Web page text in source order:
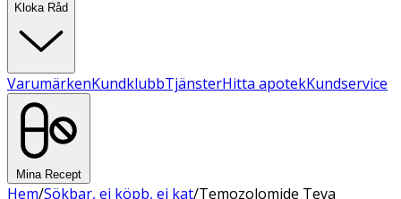
Kloka Råd
VarumärkenKundklubbTjänsterHitta apotekKundservice
Mina Recept
Hem/Sökbar, ej köpb, ej kat/Temozolomide Teva